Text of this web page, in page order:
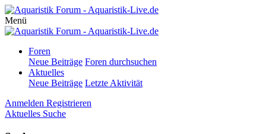
Menü
Foren
Neue Beiträge Foren durchsuchen
Aktuelles
Neue Beiträge Letzte Aktivität
Anmelden Registrieren
Aktuelles Suche